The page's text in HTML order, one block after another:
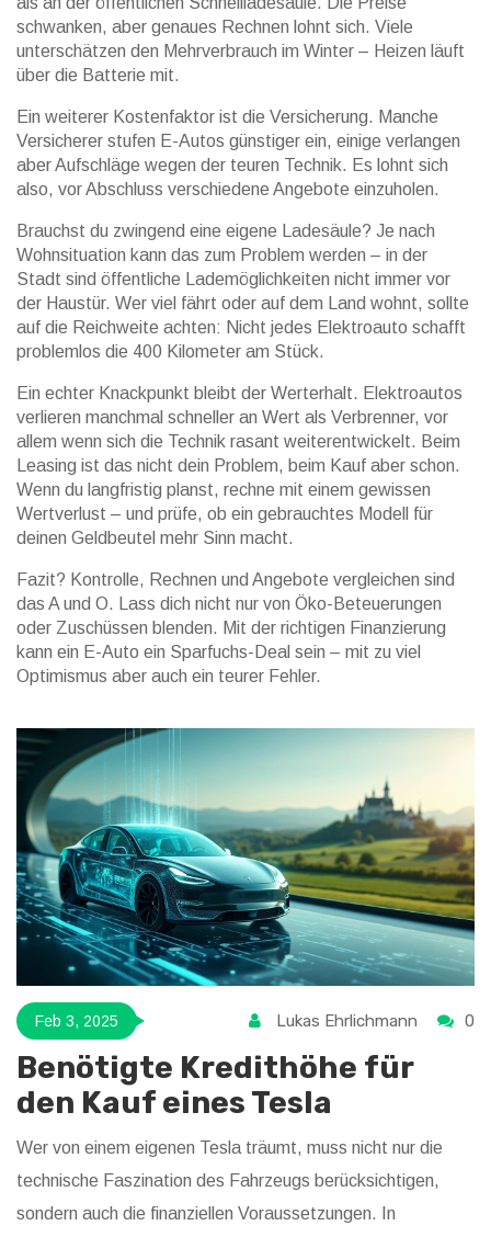
schwanken, aber genaues Rechnen lohnt sich. Viele
unterschätzen den Mehrverbrauch im Winter – Heizen läuft
über die Batterie mit.
Ein weiterer Kostenfaktor ist die Versicherung. Manche
Versicherer stufen E-Autos günstiger ein, einige verlangen
aber Aufschläge wegen der teuren Technik. Es lohnt sich
also, vor Abschluss verschiedene Angebote einzuholen.
Brauchst du zwingend eine eigene Ladesäule? Je nach
Wohnsituation kann das zum Problem werden – in der
Stadt sind öffentliche Lademöglichkeiten nicht immer vor
der Haustür. Wer viel fährt oder auf dem Land wohnt, sollte
auf die Reichweite achten: Nicht jedes Elektroauto schafft
problemlos die 400 Kilometer am Stück.
Ein echter Knackpunkt bleibt der Werterhalt. Elektroautos
verlieren manchmal schneller an Wert als Verbrenner, vor
allem wenn sich die Technik rasant weiterentwickelt. Beim
Leasing ist das nicht dein Problem, beim Kauf aber schon.
Wenn du langfristig planst, rechne mit einem gewissen
Wertverlust – und prüfe, ob ein gebrauchtes Modell für
deinen Geldbeutel mehr Sinn macht.
Fazit? Kontrolle, Rechnen und Angebote vergleichen sind
das A und O. Lass dich nicht nur von Öko-Beteuerungen
oder Zuschüssen blenden. Mit der richtigen Finanzierung
kann ein E-Auto ein Sparfuchs-Deal sein – mit zu viel
Optimismus aber auch ein teurer Fehler.
Feb 3, 2025 Lukas Ehrlichmann 0
Benötigte Kredithöhe für
den Kauf eines Tesla
Wer von einem eigenen Tesla träumt, muss nicht nur die
technische Faszination des Fahrzeugs berücksichtigen,
sondern auch die finanziellen Voraussetzungen. In